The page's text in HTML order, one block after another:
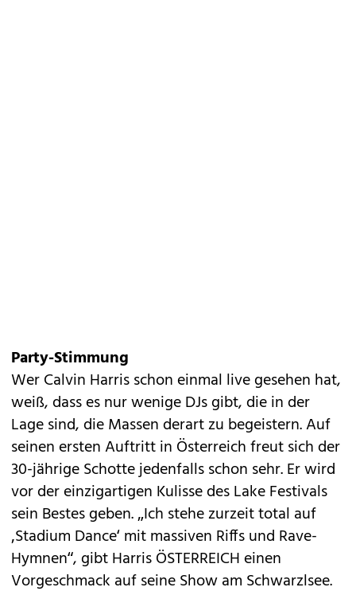
Party-Stimmung
Wer Calvin Harris schon einmal live gesehen hat,
weiß, dass es nur wenige DJs gibt, die in der
Lage sind, die Massen derart zu begeistern. Auf
seinen ersten Auftritt in Österreich freut sich der
30-jährige Schotte jedenfalls schon sehr. Er wird
vor der einzigartigen Kulisse des Lake Festivals
sein Bestes geben. „Ich stehe zurzeit total auf
‚Stadium Dance‘ mit massiven Riffs und Rave-
Hymnen“, gibt Harris ÖSTERREICH einen
Vorgeschmack auf seine Show am Schwarzlsee.